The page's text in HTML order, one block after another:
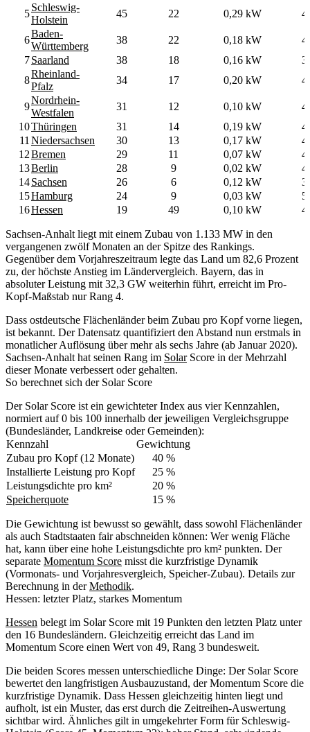
5
Schleswig-
Holstein
45 22 0,29 kW
6
Baden-
Württemberg
38 22 0,18 kW
7Saarland 38 18 0,16 kW
8
Rheinland-
Pfalz
34 17 0,20 kW
9
Nordrhein-
Westfalen
31 12 0,10 kW
10Thüringen 31 14 0,19 kW
11 Niedersachsen 30 13 0,17 kW
12Bremen 29 11 0,07 kW
13Berlin 28 9 0,02 kW
14Sachsen 26 6 0,12 kW
15Hamburg 24 9 0,03 kW
16Hessen 19 49 0,10 kW
Sachsen-Anhalt liegt mit einem Zubau von 1.133 MW in den
vergangenen zwölf Monaten an der Spitze des Rankings.
Gegenüber dem Vorjahreszeitraum legte das Land um 82,6 Prozent
zu, der höchste Anstieg im Ländervergleich. Bayern, das in
absoluter Leistung mit 32,3 GW weiterhin führt, erreicht im Pro-
Kopf-Maßstab nur Rang 4.
Dass ostdeutsche Flächenländer beim Zubau pro Kopf vorne liegen,
ist bekannt. Der Datensatz quantifiziert den Abstand nun erstmals in
monatlicher Auflösung über mehr als sechs Jahre (ab Januar 2020).
Sachsen-Anhalt hat seinen Rang im SolarScore in der Mehrzahl
dieser Monate verbessert oder gehalten.
So berechnet sich der Solar Score
Der Solar Score ist ein gewichteter Index aus vier Kennzahlen,
normiert auf 0 bis 100 innerhalb der jeweiligen Vergleichsgruppe
(Bundesländer, Landkreise oder Gemeinden):
Kennzahl
Gewichtung
Zubau pro Kopf (12 Monate)
40 %
Installierte Leistung pro Kopf
25 %
Leistungsdichte pro km²
20 %
Speicherquote
15 %
Die Gewichtung ist bewusst so gewählt, dass sowohl Flächenländer
als auch Stadtstaaten fair abschneiden können: Wer wenig Fläche
hat, kann über eine hohe Leistungsdichte pro km² punkten. Der
separate Momentum Score misst die kurzfristige Dynamik
(Vormonats- und Vorjahresvergleich, Speicher-Zubau). Details zur
Berechnung in derMethodik.
Hessen: letzter Platz, starkes Momentum
Hessen belegt im Solar Score mit 19 Punkten den letzten Platz unter
den 16 Bundesländern. Gleichzeitig erreicht das Land im
Momentum Score einen Wert von 49, Rang 3 bundesweit.
Die beiden Scores messen unterschiedliche Dinge: Der Solar Score
bewertet den langfristigen Ausbauzustand, der Momentum Score die
kurzfristige Dynamik. Dass Hessen gleichzeitig hinten liegt und
aufholt, ist ein Muster, das erst durch die Zeitreihen-Auswertung
sichtbar wird. Ähnliches gilt in umgekehrter Form für Schleswig-